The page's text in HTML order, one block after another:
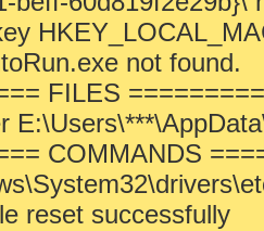
not found.
FILES
COMMANDS
reset successfully